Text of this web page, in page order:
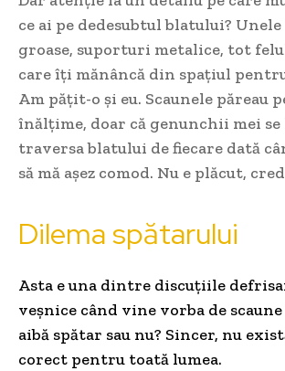
ce ai pe dedesubtul blatului?
groase, suporturi metalice, tot
care îți mănâncă din spațiul
Am pățit-o și eu. Scaunele păreau
înălțime, doar că genunchii mei se
traversa blatului de fiecare dată
să mă așez comod. Nu e plăcut,
Dilema spătarului
Asta e una dintre discuțiile
veșnice când vine vorba de scaune
aibă spătar sau nu? Sincer, nu
corect pentru toată lumea.